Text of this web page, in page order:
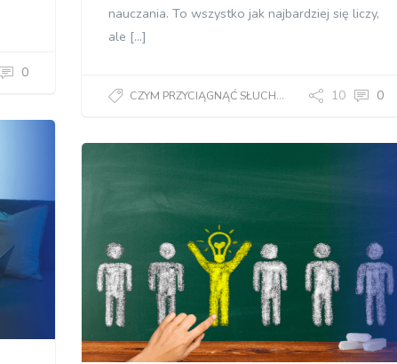
0
nauczania. To wszystko jak najbardziej się liczy,
ale […]
CZYM PRZYCIĄGNĄĆ SŁUCHACZY? 10 0